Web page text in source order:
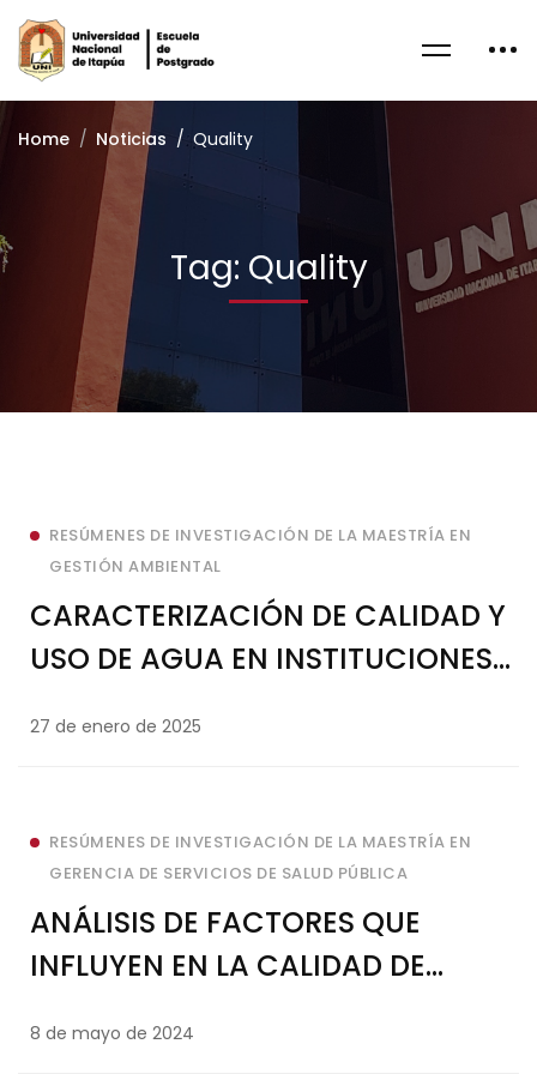
Home Noticias Quality
Tag: Quality
RESÚMENES DE INVESTIGACIÓN DE LA MAESTRÍA EN
GESTIÓN AMBIENTAL
CARACTERIZACIÓN DE CALIDAD Y
USO DE AGUA EN INSTITUCIONES
ENCARNACIÓN
27 de enero de 2025
RESÚMENES DE INVESTIGACIÓN DE LA MAESTRÍA EN
GERENCIA DE SERVICIOS DE SALUD PÚBLICA
ANÁLISIS DE FACTORES QUE
INFLUYEN EN LA CALIDAD DE
HOSPITAL PEDIÁTRICO MUNICIPAL
8 de mayo de 2024